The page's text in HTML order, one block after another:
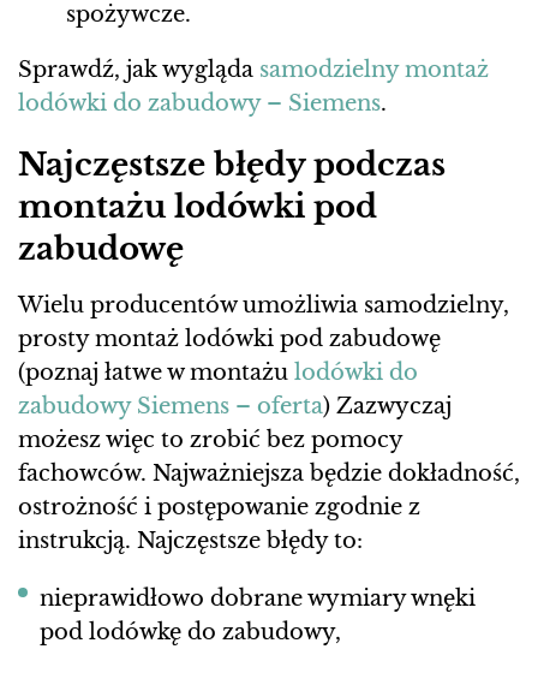
spożywcze.
Sprawdź, jak wygląda samodzielny montaż
lodówki do zabudowy – Siemens.
Najczęstsze błędy podczas
montażu lodówki pod
zabudowę
Wielu producentów umożliwia samodzielny,
prosty montaż lodówki pod zabudowę
(poznaj łatwe w montażu lodówki do
zabudowy Siemens – oferta) Zazwyczaj
możesz więc to zrobić bez pomocy
fachowców. Najważniejsza będzie dokładność,
ostrożność i postępowanie zgodnie z
instrukcją. Najczęstsze błędy to:
nieprawidłowo dobrane wymiary wnęki
pod lodówkę do zabudowy,